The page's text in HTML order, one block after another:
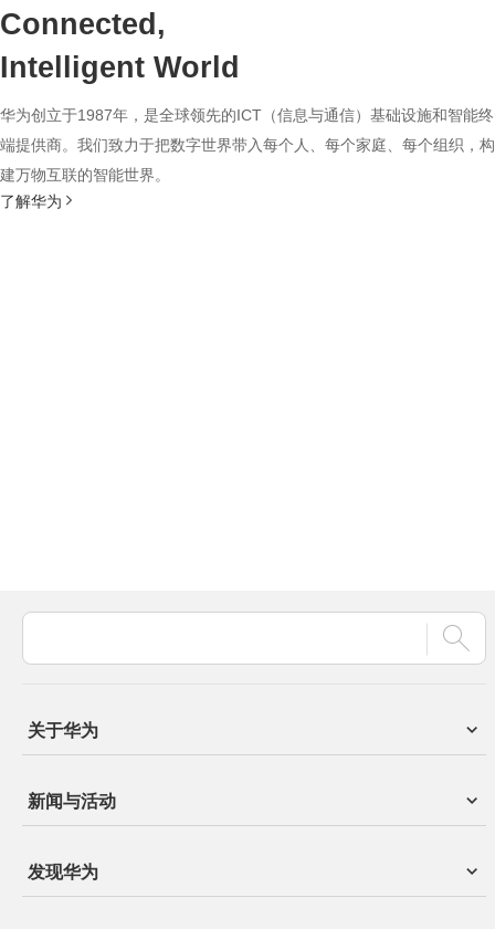
Connected,
Intelligent World
华为创立于1987年，是全球领先的ICT（信息与通信）基础设施和智能终
端提供商。我们致力于把数字世界带入每个人、每个家庭、每个组织，构
建万物互联的智能世界。
了解华为
关于华为
新闻与活动
发现华为